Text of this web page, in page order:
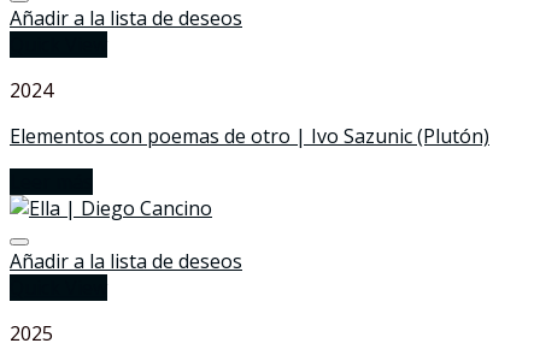
Añadir a la lista de deseos
2024
Elementos con poemas de otro | Ivo Sazunic (Plutón)
Añadir a la lista de deseos
2025